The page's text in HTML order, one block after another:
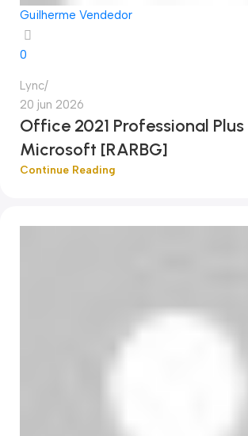
Guilherme Vendedor
0
Lync
20 jun 2026
Office 2021 Professional
Microsoft [RARBG]
Continue Reading